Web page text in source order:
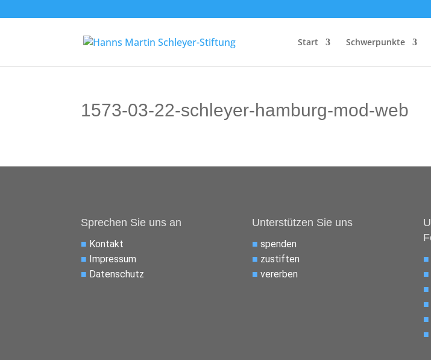
Start Schwerpunkte
1573-03-22-schleyer-hamburg-mod-web
Sprechen Sie uns an
■ Kontakt
■ Impressum
■ Datenschutz
Unterstützen Sie uns
■ spenden
■ zustiften
■ vererben
■
■
■
■
■
■